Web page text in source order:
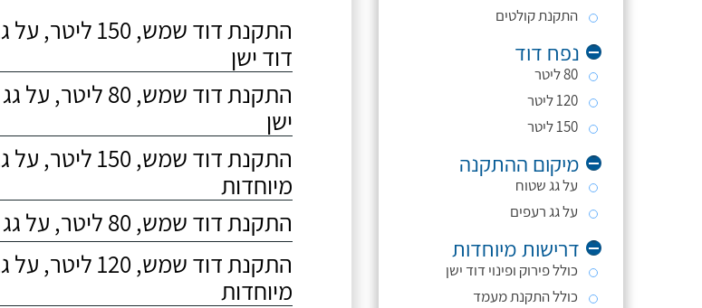
התקנת קולטים
נפח דוד
80 ליטר
120 ליטר
150 ליטר
מיקום ההתקנה
על גג שטוח
על גג רעפים
דרישות מיוחדות
כולל פירוק ופינוי דוד ישן
כולל התקנת מעמד
התקנת דוד שמש,
דוד ישן
התקנת דוד שמש,
ישן
התקנת דוד שמש,
מיוחדות
התקנת דוד שמש, 80 ליטר, על גג שטוח, ללא דרישות מיוחדות
התקנת דוד שמש,
מיוחדות